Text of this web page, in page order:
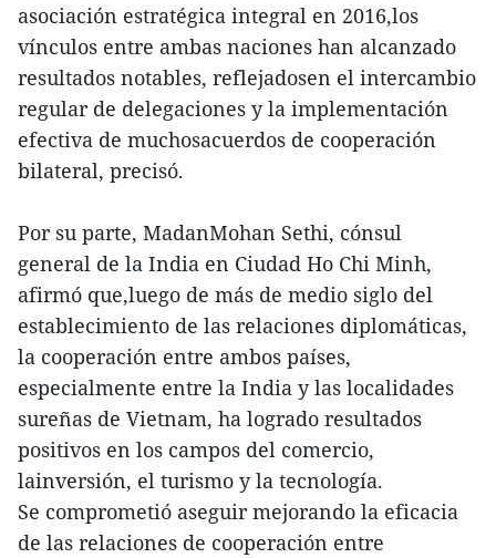
asociación estratégica integral en 2016,los
vínculos entre ambas naciones han alcanzado
resultados notables, reflejadosen el intercambio
regular de delegaciones y la implementación
efectiva de muchosacuerdos de cooperación
bilateral, precisó.
Por su parte, MadanMohan Sethi, cónsul
general de la India en Ciudad Ho Chi Minh,
afirmó que,luego de más de medio siglo del
establecimiento de las relaciones diplomáticas,
la cooperación entre ambos países,
especialmente entre la India y las localidades
sureñas de Vietnam, ha logrado resultados
positivos en los campos del comercio,
lainversión, el turismo y la tecnología.
Se comprometió aseguir mejorando la eficacia
de las relaciones de cooperación entre